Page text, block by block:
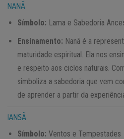
NANÃ
Símbolo: Lama e Sabedoria
Ensinamento: Nanã é a
maturidade espiritual. Ela nos
e respeito aos ciclos naturais.
simboliza a sabedoria que vem
de aprender a partir da
IANSÃ
Símbolo: Ventos e Tempestades